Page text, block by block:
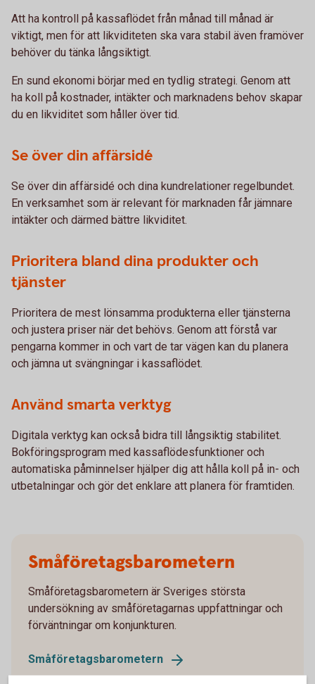
Att ha kontroll på kassaflödet från månad till månad är
viktigt, men för att likviditeten ska vara stabil även framöver
behöver du tänka långsiktigt.
En sund ekonomi börjar med en tydlig strategi. Genom att
ha koll på kostnader, intäkter och marknadens behov skapar
du en likviditet som håller över tid.
Se över din affärsidé
Se över din affärsidé och dina kundrelationer regelbundet.
En verksamhet som är relevant för marknaden får jämnare
intäkter och därmed bättre likviditet.
Prioritera bland dina produkter och
tjänster
Prioritera de mest lönsamma produkterna eller tjänsterna
och justera priser när det behövs. Genom att förstå var
pengarna kommer in och vart de tar vägen kan du planera
och jämna ut svängningar i kassaflödet.
Använd smarta verktyg
Digitala verktyg kan också bidra till långsiktig stabilitet.
Bokföringsprogram med kassaflödesfunktioner och
automatiska påminnelser hjälper dig att hålla koll på in- och
utbetalningar och gör det enklare att planera för framtiden.
Småföretagsbarometern
Småföretagsbarometern är Sveriges största
undersökning av småföretagarnas uppfattningar och
förväntningar om konjunkturen.
Småföretagsbarometern